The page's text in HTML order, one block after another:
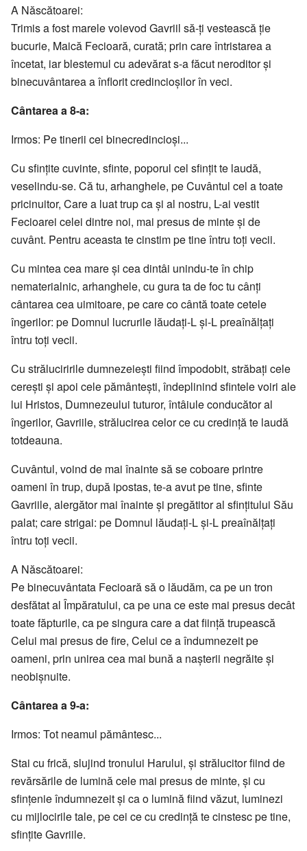
A Născătoarei:
Trimis a fost marele voievod Gavriil să-ţi vestească ţie
bucurie, Maică Fecioară, curată; prin care întristarea a
încetat, iar blestemul cu adevărat s-a făcut neroditor şi
binecuvântarea a înflorit credincioşilor în veci.
Cântarea a 8-a:
Irmos: Pe tinerii cei binecredincioşi...
Cu sfinţite cuvinte, sfinte, poporul cel sfinţit te laudă,
veselindu-se. Că tu, arhanghele, pe Cuvântul cel a toate
pricinuitor, Care a luat trup ca şi al nostru, L-ai vestit
Fecioarei celei dintre noi, mai presus de minte şi de
cuvânt. Pentru aceasta te cinstim pe tine întru toţi vecii.
Cu mintea cea mare şi cea dintâi unindu-te în chip
nematerialnic, arhanghele, cu gura ta de foc tu cânţi
cântarea cea uimitoare, pe care co cântă toate cetele
îngerilor: pe Domnul lucrurile lăudaţi-L şi-L preaînălţaţi
întru toţi vecii.
Cu străluciririle dumnezeieşti fiind împodobit, străbaţi cele
cereşti şi apoi cele pământeşti, îndeplinind sfintele voiri ale
lui Hristos, Dumnezeului tuturor, întâiule conducător al
îngerilor, Gavriile, strălucirea celor ce cu credinţă te laudă
totdeauna.
Cuvântul, voind de mai înainte să se coboare printre
oameni în trup, după ipostas, te-a avut pe tine, sfinte
Gavriile, alergător mai înainte şi pregătitor al sfinţitului Său
palat; care strigai: pe Domnul lăudaţi-L şi-L preaînălţaţi
întru toţi vecii.
A Născătoarei:
Pe binecuvântata Fecioară să o lăudăm, ca pe un tron
desfătat al Împăratului, ca pe una ce este mai presus decât
toate făpturile, ca pe singura care a dat fiinţă trupească
Celui mai presus de fire, Celui ce a îndumnezeit pe
oameni, prin unirea cea mai bună a naşterii negrăite şi
neobişnuite.
Cântarea a 9-a:
Irmos: Tot neamul pământesc...
Stai cu frică, slujind tronului Harului, şi strălucitor fiind de
revărsările de lumină cele mai presus de minte, şi cu
sfinţenie îndumnezeit şi ca o lumină fiind văzut, luminezi
cu mijlocirile tale, pe cei ce cu credinţă te cinstesc pe tine,
sfinţite Gavriile.